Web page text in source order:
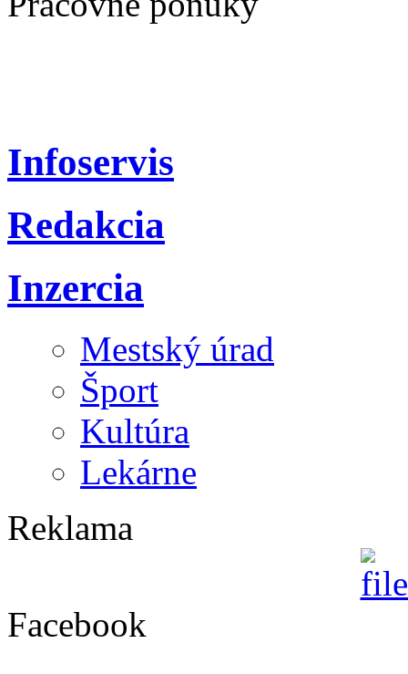
Infoservis
Redakcia
Inzercia
Mestský úrad
Šport
Kultúra
Lekárne
Reklama
Facebook